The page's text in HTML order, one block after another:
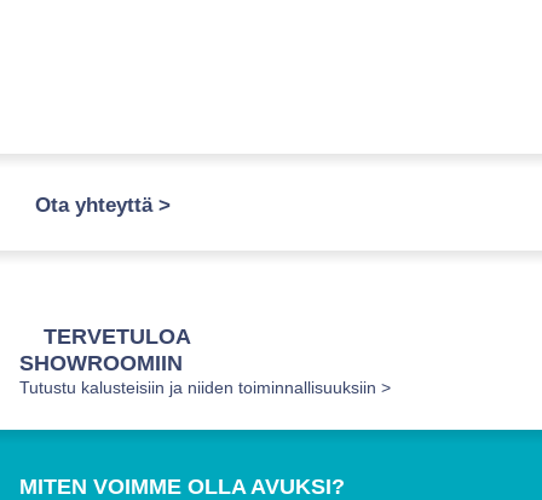
Ota yhteyttä >
TERVETULOA
SHOWROOMIIN
Tutustu kalusteisiin ja niiden toiminnallisuuksiin >
MITEN VOIMME OLLA AVUKSI?